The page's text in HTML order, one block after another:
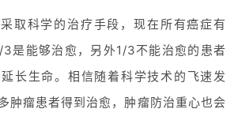
取科学的治疗手段，现在所有癌症有
是能够治愈，另外1/3不能治愈的患者
长生命。相信随着科学技术的飞速发
肿瘤患者得到治愈，肿瘤防治重心也会